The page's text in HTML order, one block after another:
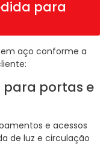
para
aço conforme a
para portas e
e acessos
de luz e circulação